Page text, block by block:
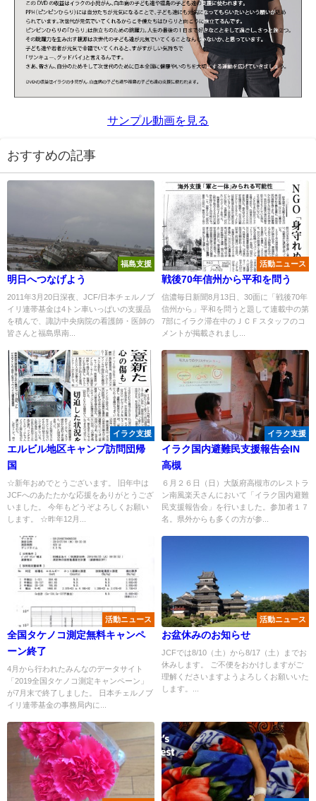
サンプル動画を見る
おすすめの記事
福島支援
明日へつなげよう
2011年3月20日深夜、JCF/日本チェルノブ
イリ連帯基金は4トン車いっぱいの支援品
を積んで、諏訪中央病院の看護師・医師の
皆さんと福島県南...
活動ニュース
戦後70年信州から平和を問う
信濃毎日新聞8月13日、30面に「戦後70年
信州から」平和を問うと題して連載中の第
7部にイラク滞在中のＪＣＦスタッフのコ
メントが掲載されまし...
イラク支援
エルビル地区キャンプ訪問団帰
国
☆新年おめでとうございます。 旧年中は
JCFへのあたたかな応援をありがとうござ
いました。 今年もどうぞよろしくお願い
します。 ☆昨年12月...
イラク支援
イラク国内避難民支援報告会IN
高槻
６月２６日（日）大阪府高槻市のレストラ
ン南風楽天さんにおいて「イラク国内避難
民支援報告会」を行いました。参加者１７
名。県外からも多くの方が参...
活動ニュース
全国タケノコ測定無料キャンペ
ーン終了
4月から行われたみんなのデータサイト
「2019全国タケノコ測定キャンペーン」
が7月末で終了しました。 日本チェルノブ
イリ連帯基金の事務局内に...
活動ニュース
お盆休みのお知らせ
JCFでは8/10（土）から8/17（土）までお
休みします。 ご不便をおかけしますがご
理解くださいますようよろしくお願いいた
します。...